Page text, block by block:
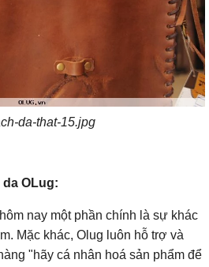
da-that-15.jpg
OLug:
nay một phần chính là sự khác
Mặc khác, Olug luôn hỗ trợ và
"hãy cá nhân hoá sản phẩm để